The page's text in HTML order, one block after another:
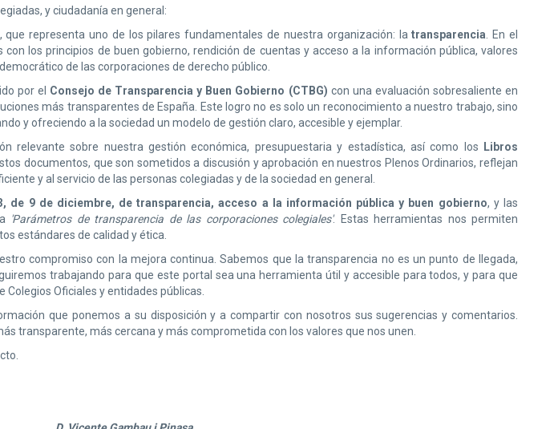
y ciudadanía en general:
que representa uno de los pilares fundamentales de nuestra organización: latransparencia . En el
los principios de buen gobierno, rendición de cuentas y acceso a la información pública, valores
de las corporaciones de derecho público.
por el Consejo de Transparencia y Buen Gobierno (CTBG) con una evaluación sobresaliente en
más transparentes de España. Este logro no es solo un reconocimiento a nuestro trabajo, sino
y ofreciendo a la sociedad un modelo de gestión claro, accesible y ejemplar.
relevante sobre nuestra gestión económica, presupuestaria y estadística, así como los
Libros
documentos, que son sometidos a discusión y aprobación en nuestros Plenos Ordinarios, reflejan
y al servicio de las personas colegiadas y de la sociedad en general.
de 9 de diciembre, de transparencia, acceso a la información pública y buen gobierno, y las
'Parámetros de transparencia de las corporaciones colegiales'. Estas herramientas nos permiten
estándares de calidad y ética.
compromiso con la mejora continua. Sabemos que la transparencia no es un punto de llegada,
trabajando para que este portal sea una herramienta útil y accesible para todos, y para que
Oficiales y entidades públicas.
que ponemos a su disposición y a compartir con nosotros sus sugerencias y comentarios.
transparente, más cercana y más comprometida con los valores que nos unen.